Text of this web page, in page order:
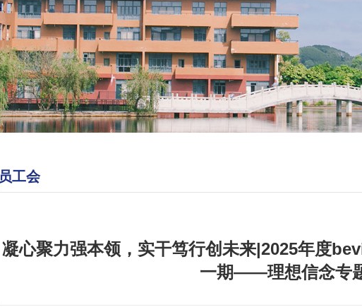
员工会
凝心聚力强本领，实干笃行创未来|2025年度
一期——理想信念专